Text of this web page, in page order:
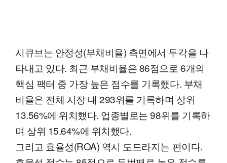
시큐브는 안정성(부채비율) 측면에서 두각을 나
타내고 있다. 최근 부채비율은 86점으로 6개의
핵심 팩터 중 가장 높은 점수를 기록했다. 부채
비율은 전체 시장 내 293위를 기록하며 상위
13.56%에 위치했다. 업종별로는 98위를 기록하
며 상위 15.64%에 위치했다.
그리고 효율성(ROA) 역시 도드라지는 편이다.